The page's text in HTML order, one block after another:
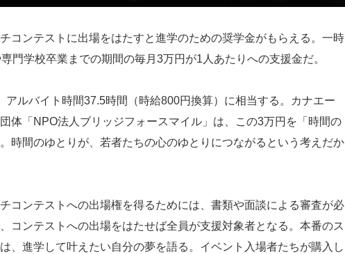
コンテストに出場をはたすと進学のための奨学金がもらえる。一時
門学校卒業までの期間の毎月3万円が1人あたりへの支援金だ。
アルバイト時間37.5時間（時給800円換算）に相当する。カナエー
体「NPO法人ブリッジフォースマイル」は、この3万円を「時間の
時間のゆとりが、若者たちの心のゆとりにつながるという考えだか
コンテストへの出場権を得るためには、書類や面談による審査が必
コンテストへの出場をはたせば全員が支援対象者となる。本番のス
、進学して叶えたい自分の夢を語る。イベント入場者たちが購入し